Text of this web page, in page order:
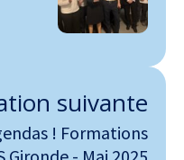
suivante
! Formations